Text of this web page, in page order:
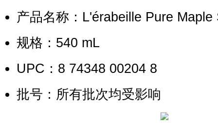
产品名称：L'érabeille Pure Maple
规格：540 mL
UPC：8 74348 00204 8
批号：所有批次均受影响